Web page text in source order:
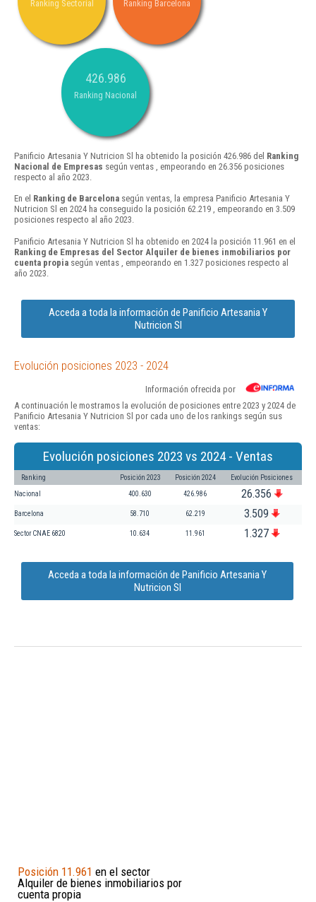
Ranking Sectorial Ranking Barcelona
426.986
Ranking Nacional
Panificio Artesania Y Nutricion Sl ha obtenido la posición 426.986 del Ranking
Nacional de Empresas según ventas , empeorando en 26.356 posiciones
respecto al año 2023.
En el Ranking de Barcelona según ventas, la empresa Panificio Artesania Y
Nutricion Sl en 2024 ha conseguido la posición 62.219 , empeorando en 3.509
posiciones respecto al año 2023.
Panificio Artesania Y Nutricion Sl ha obtenido en 2024 la posición 11.961 en el
Ranking de Empresas del Sector Alquiler de bienes inmobiliarios por
cuenta propia según ventas , empeorando en 1.327 posiciones respecto al
año 2023.
Acceda a toda la información de Panificio Artesania Y
Nutricion Sl
Evolución posiciones 2023 - 2024
Información ofrecida por
A continuación le mostramos la evolución de posiciones entre 2023 y 2024 de
Panificio Artesania Y Nutricion Sl por cada uno de los rankings según sus
ventas:
Evolución posiciones 2023 vs 2024 - Ventas
Ranking Posición 2023 Posición 2024 Evolución Posiciones
Nacional 400.630 426.986 26.356
Barcelona 58.710 62.219 3.509
Sector CNAE 6820 10.634 11.961 1.327
Acceda a toda la información de Panificio Artesania Y
Nutricion Sl
Posición 11.961 en el sector
Alquiler de bienes inmobiliarios por
cuenta propia